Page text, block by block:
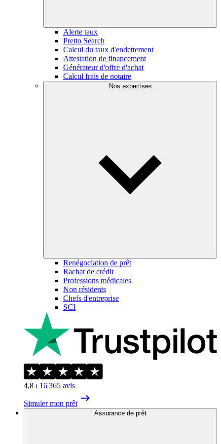
Alerte taux
Pretto Search
Calcul du taux d'endettement
Attestation de financement
Générateur d'offre d'achat
Calcul frais de notaire
Nos expertises
Renégociation de prêt
Rachat de crédit
Professions médicales
Non résidents
Chefs d'entreprise
SCI
4,8 ⏐ 16 365 avis
Simuler mon prêt
Assurance de prêt